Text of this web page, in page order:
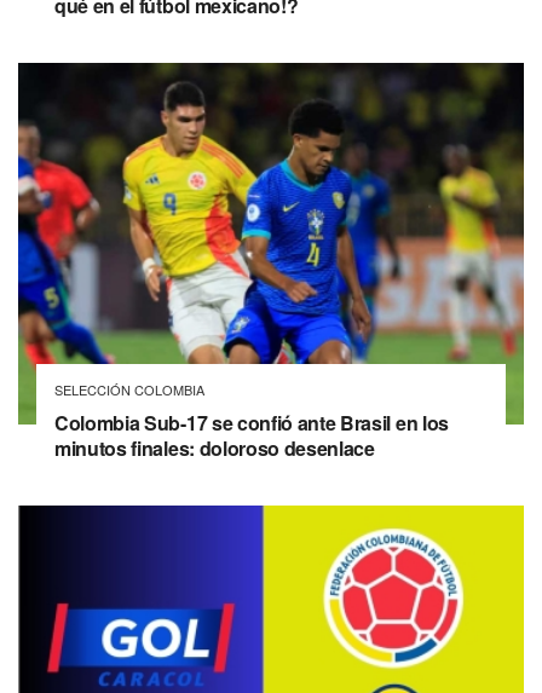
SELECCIÓN COLOMBIA
Colombia Sub-17 se confió ante Brasil en los
minutos finales: doloroso desenlace